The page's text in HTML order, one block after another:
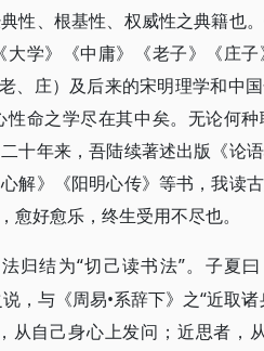
性、根基性、权威性之典籍也
学》《中庸》《老子》《庄子
、庄）及后来的宋明理学和中
命之学尽在其中矣。无论何
十年来，吾陆续著述出版《论
解》《阳明心传》等书，我读
好愈乐，终生受用不尽也。
归结为“切己读书法”。子夏
，与《周易•系辞下》之“近取
自己身心上发问；近思者，